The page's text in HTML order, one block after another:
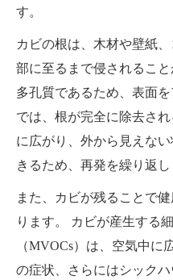
す。
カビの根は、木材や壁紙
部に至るまで侵されるこ
多孔質であるため、表面
では、根が完全に除去さ
に広がり、外から見えな
きるため、再発を繰り返し
また、カビが残ることで
ります。 カビが産生する
（MVOCs）は、空気中に
の症状、さらにはシック